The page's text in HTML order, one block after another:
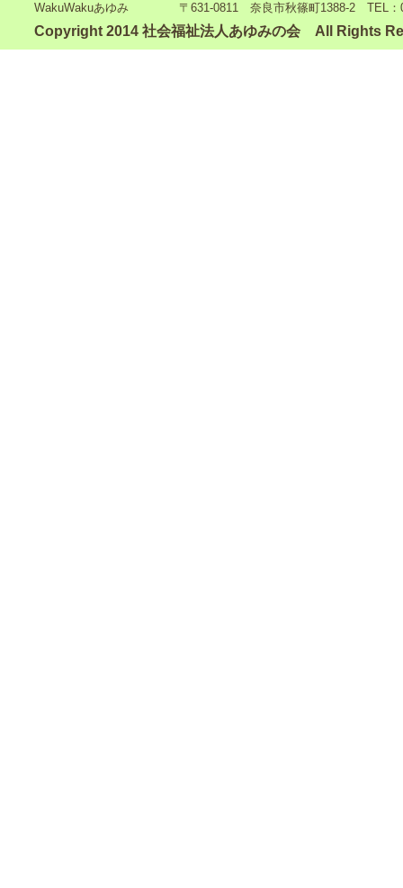
WakuWakuあゆみ 〒631-0811 奈良市秋篠町1388-2 TEL：
Copyright 2014 社会福祉法人あゆみの会 All Rights